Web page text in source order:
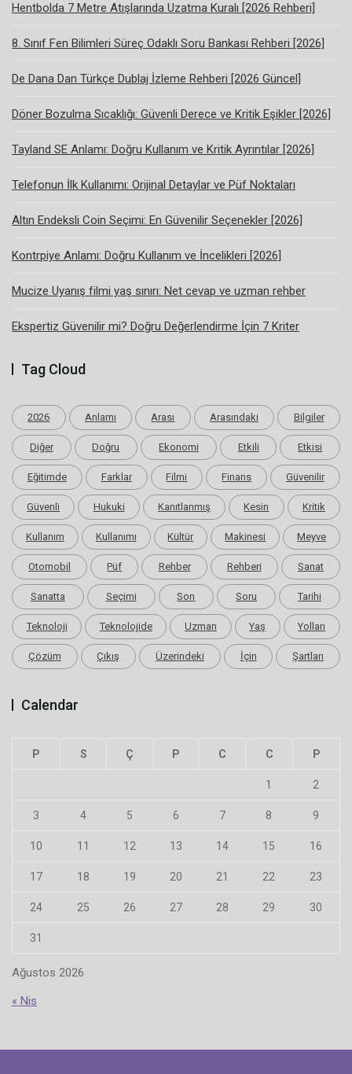
Hentbolda 7 Metre Atışlarında Uzatma Kuralı [2026 Rehberi]
8. Sınıf Fen Bilimleri Süreç Odaklı Soru Bankası Rehberi [2026]
De Dana Dan Türkçe Dublaj İzleme Rehberi [2026 Güncel]
Döner Bozulma Sıcaklığı: Güvenli Derece ve Kritik Eşikler [2026]
Tayland SE Anlamı: Doğru Kullanım ve Kritik Ayrıntılar [2026]
Telefonun İlk Kullanımı: Orijinal Detaylar ve Püf Noktaları
Altın Endeksli Coin Seçimi: En Güvenilir Seçenekler [2026]
Kontrpiye Anlamı: Doğru Kullanım ve İncelikleri [2026]
Mucize Uyanış filmi yaş sınırı: Net cevap ve uzman rehber
Ekspertiz Güvenilir mi? Doğru Değerlendirme İçin 7 Kriter
Tag Cloud
2026 Anlamı Arası Arasındaki Bilgiler
Diğer Doğru Ekonomi Etkili Etkisi
Eğitimde Farklar Filmi Finans Güvenilir
Güvenli Hukuki Kanıtlanmış Kesin Kritik
Kullanım Kullanımı Kültür Makinesi Meyve
Otomobil Püf Rehber Rehberi Sanat
Sanatta Seçimi Son Soru Tarihi
Teknoloji Teknolojide Uzman Yaş Yolları
Çözüm Çıkış Üzerindeki İçin Şartları
Calendar
Ağustos 2026
P S Ç P C C P
1 2
3 4 5 6 7 8 9
10 11 12 13 14 15 16
17 18 19 20 21 22 23
24 25 26 27 28 29 30
31
« Nis